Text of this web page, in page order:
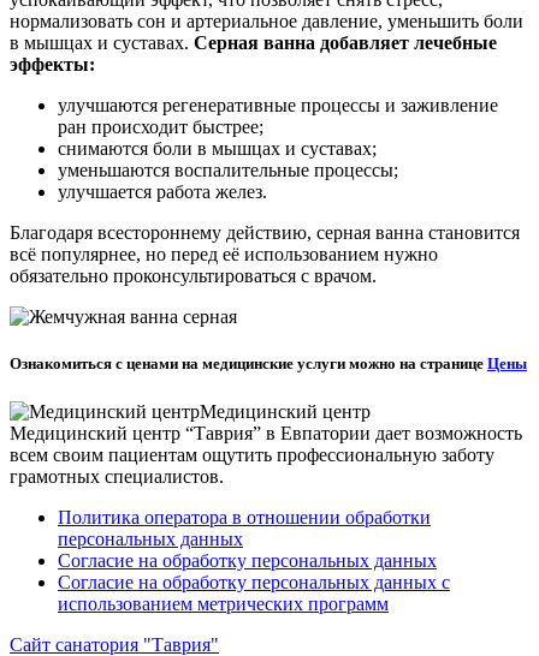
нормализовать сон и артериальное давление, уменьшить боли
в мышцах и суставах. Серная ванна добавляет лечебные
эффекты:
улучшаются регенеративные процессы и заживление
ран происходит быстрее;
снимаются боли в мышцах и суставах;
уменьшаются воспалительные процессы;
улучшается работа желез.
Благодаря всестороннему действию, серная ванна становится
всё популярнее, но перед её использованием нужно
обязательно проконсультироваться с врачом.
Ознакомиться с ценами на медицинские услуги можно на странице Цены
Медицинский центр
Медицинский центр “Таврия” в Евпатории дает возможность
всем своим пациентам ощутить профессиональную заботу
грамотных специалистов.
Политика оператора в отношении обработки
персональных данных
Согласие на обработку персональных данных
Согласие на обработку персональных данных с
использованием метрических программ
Сайт санатория "Таврия"